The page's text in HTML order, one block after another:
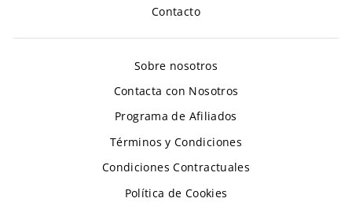
Contacto
Sobre nosotros
Contacta con Nosotros
Programa de Afiliados
Términos y Condiciones
Condiciones Contractuales
Política de Cookies